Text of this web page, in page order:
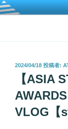
コ
ン
ン
ATSUKO
written by Atsuko
投
2024/04/18 投稿者:
【ASIA
VLOG【